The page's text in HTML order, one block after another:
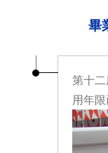
畢
第十
用年